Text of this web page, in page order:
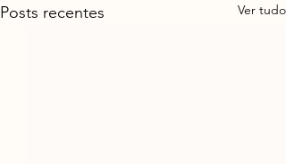
Posts recentes Ver tudo